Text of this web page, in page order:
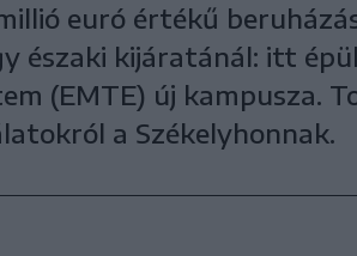
euró értékű
északi kijáratánál: itt
(EMTE) új kampusza.
a Székelyhonnak.